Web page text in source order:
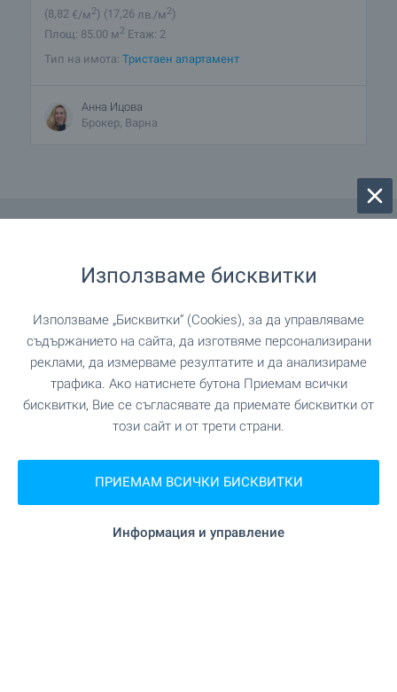
(8,82 €/м2) (17,26 лв./м2)
Площ: 85.00 м2 Етаж: 2
Тип на имота: Тристаен апартамент
Анна Ицова
Брокер, Варна
Жилища ново строителство
в гр. Варна - вашият нов дом
ви очаква!
Използваме бисквитки
Използваме „Бисквитки“ (Cookies), за да управляваме
съдържанието на сайта, да изготвяме персонализирани
реклами, да измерваме резултатите и да анализираме
трафика. Ако натиснете бутона Приемам всички
бисквитки, Вие се съгласявате да приемате бисквитки от
този сайт и от трети страни.
ПРИЕМАМ ВСИЧКИ БИСКВИТКИ
Информация и управление